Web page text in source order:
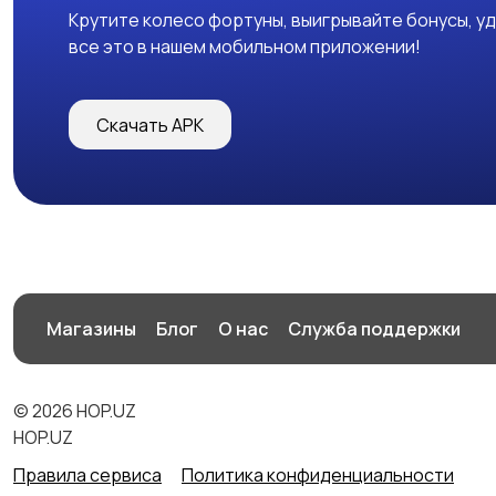
Крутите колесо фортуны, выигрывайте бонусы,
все это в нашем мобильном приложении!
Скачать APK
Магазины Блог О нас Служба поддержки
© 2026 HOP.UZ
HOP.UZ
Правила сервиса
Политика конфиденциальности